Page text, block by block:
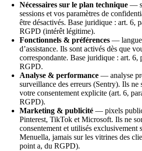
Nécessaires sur le plan technique —
sessions et vos paramètres de
être désactivés. Base juridique : art. 6,
RGPD (intérêt légitime).
Fonctionnels & préférences —
d’assistance. Ils sont activés dès que
correspondante. Base juridique : art. 6,
RGPD.
Analyse & performance — analyse
surveillance des erreurs (Sentry). Ils ne
votre consentement explicite (art. 6,
RGPD).
Marketing & publicité — pixels
Pinterest, TikTok et Microsoft. Ils ne
consentement et utilisés exclusivement
Menuella, jamais sur les vitrines des
point a, du RGPD).